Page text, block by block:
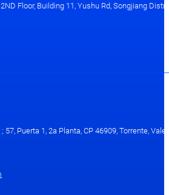
Floor, Building 11, Yushu Rd, Songjiang
57, Puerta 1, 2a Planta, CP 46909, Torrente,